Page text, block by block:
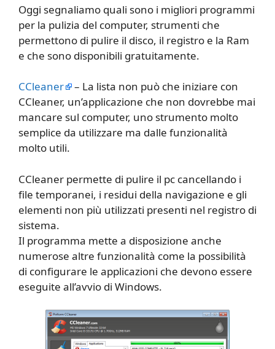
Oggi segnaliamo quali sono i migliori programmi
per la pulizia del computer, strumenti che
permettono di pulire il disco, il registro e la Ram
e che sono disponibili gratuitamente.
CCleaner
– La lista non può che iniziare con
CCleaner, un’applicazione che non dovrebbe mai
mancare sul computer, uno strumento molto
semplice da utilizzare ma dalle funzionalità
molto utili.
CCleaner permette di pulire il pc cancellando i
file temporanei, i residui della navigazione e gli
elementi non più utilizzati presenti nel registro di
sistema.
Il programma mette a disposizione anche
numerose altre funzionalità come la possibilità
di configurare le applicazioni che devono essere
eseguite all’avvio di Windows.